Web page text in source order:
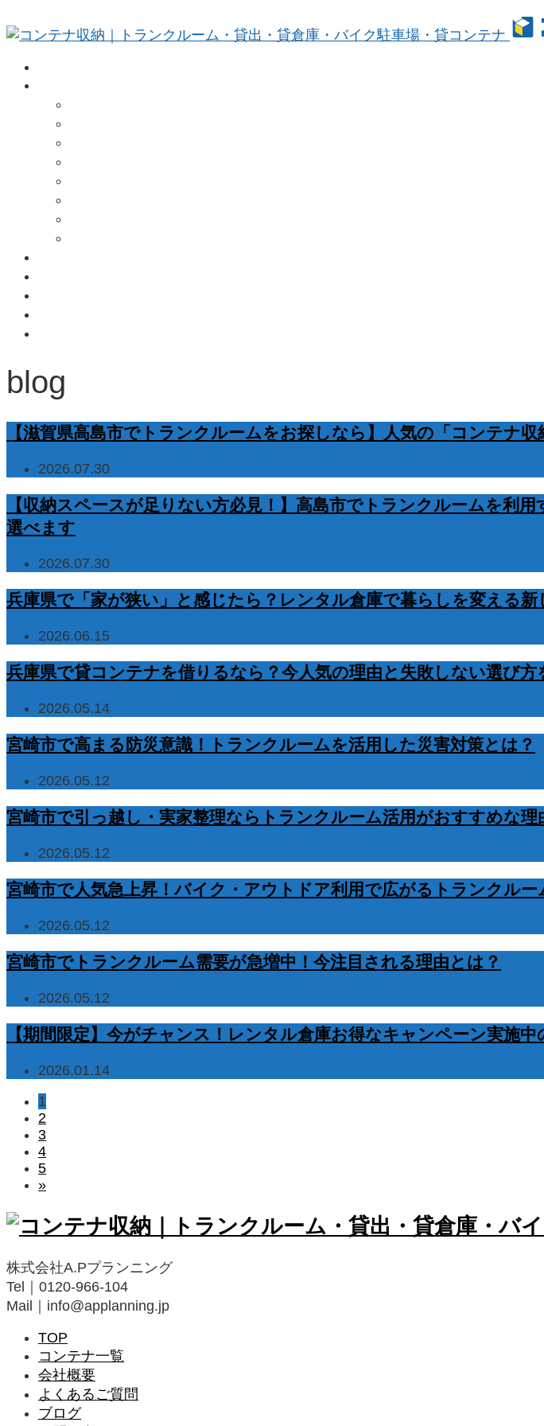
blog
【滋賀県高島市でトランクルームをお探しなら】人気の「コンテナ
2026.07.30
【収納スペースが足りない方必見！】高島市でトランクルームを利
選べます
2026.07.30
兵庫県で「家が狭い」と感じたら？レンタル倉庫で暮らしを変える新
2026.06.15
兵庫県で貸コンテナを借りるなら？今人気の理由と失敗しない選び方
2026.05.14
宮崎市で高まる防災意識！トランクルームを活用した災害対策とは？
2026.05.12
宮崎市で引っ越し・実家整理ならトランクルーム活用がおすすめな理
2026.05.12
宮崎市で人気急上昇！バイク・アウトドア利用で広がるトランクルー
2026.05.12
宮崎市でトランクルーム需要が急増中！今注目される理由とは？
2026.05.12
【期間限定】今がチャンス！レンタル倉庫お得なキャンペーン実施中
2026.01.14
1
2
3
4
5
»
株式会社A.Pプランニング
Tel｜0120-966-104
Mail｜info@applanning.jp
TOP
コンテナ一覧
会社概要
よくあるご質問
ブログ